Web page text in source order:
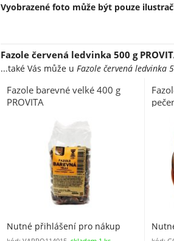
Vyobrazené foto může být pouze
Fazole červená ledvinka 500 g
...také Vás může u Fazole červená ledvinka
Fazole barevné velké 400 g
PROVITA
Nutné přihlášení pro nákup